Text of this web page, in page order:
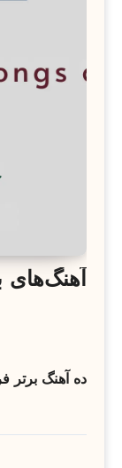
آهنگ‌های
ده آهنگ برتر